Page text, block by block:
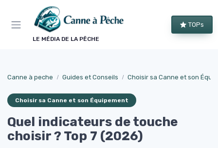
LE MÉDIA DE LA PÊCHE
TOPs
Canne à peche Guides et Conseils Choisir sa Canne et son
Choisir sa Canne et son Équipement
Quel indicateurs de touche
choisir ? Top 7 (2026)
Panneau de gestion des cookies